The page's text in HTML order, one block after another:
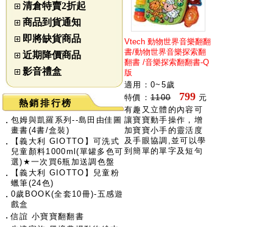
清倉特賣2折起
商品到貨通知
即將缺貨商品
近期降價商品
影音禮盒
熱銷排行榜
‧ 包姆與凱羅系列--島田由佳圖
畫書(4書/盒裝)
‧
【義大利 GIOTTO】可洗式
兒童顏料1000ml(單罐多色可
選)★一次買6瓶加送調色盤
‧
【義大利 GIOTTO】兒童粉
蠟筆(24色)
‧ 0歲BOOK(全套10冊)-五感遊
戲盒
‧ 信誼 小寶寶翻翻書
Vtech 動物世界音樂翻翻
書/動物世界音樂探索翻
翻書 /音樂探索翻翻書-Q
版
適用：0~5歲
特價： 1100 799 元
有趣又立體的內容可
讓寶寶動手操作，增
加寶寶小手的靈活度
及手眼協調,並可以學
到簡單的單字及短句